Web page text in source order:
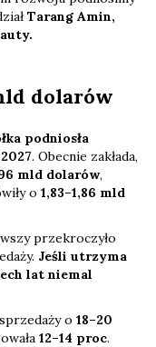
Tarang Amin,
dolarów
podniosła
. Obecnie zakłada,
mld dolarów,
o 1,83–1,86 mld
przekroczyło
Jeśli utrzyma
lat niemal
o 18–20
12–14 proc.